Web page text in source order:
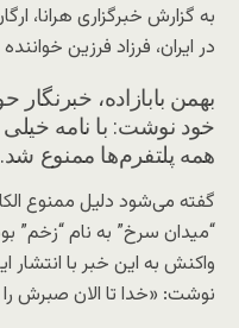
به گزارش خبرگزاری هرانا،
در ایران، فرزاد فرزین
بهمن بابازاده،
خود نوشت: با نامه خیلی
همه پلتفرم‌ها ممنوع شد.
گفته می‌شود دلیل ممنوع
“میدان سرخ” به نام “زخم”
واکنش به این خبر با
نوشت: «خدا تا الان صبرش